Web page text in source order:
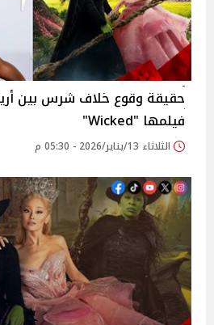
حقيقة وقوع خلاف شرس بين
فيلمها "Wicked"
الثلاثاء 13/يناير/2026 - 05:30 م